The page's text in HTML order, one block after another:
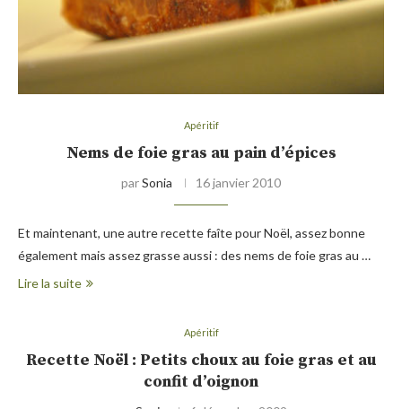
Apéritif
Nems de foie gras au pain d’épices
parSonia 16 janvier 2010
Et maintenant, une autre recette faîte pour Noël, assez bonne
également mais assez grasse aussi : des nems de foie gras au …
Lire la suite
Apéritif
Recette Noël : Petits choux au foie gras et au
confit d’oignon